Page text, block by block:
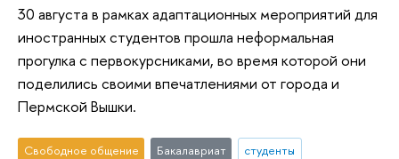
30 августа в рамках адаптационных мероприятий для
иностранных студентов прошла неформальная
прогулка с первокурсниками, во время которой они
поделились своими впечатлениями от города и
Пермской Вышки.
Свободное общение Бакалавриат студенты